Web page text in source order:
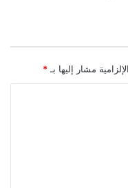
مشار إليها بـ *